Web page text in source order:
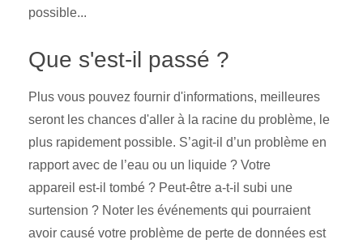
possible...
Que s'est-il passé ?
Plus vous pouvez fournir d'informations, meilleures
seront les chances d'aller à la racine du problème, le
plus rapidement possible. S’agit-il d’un problème en
rapport avec de l’eau ou un liquide ? Votre
appareil est-il tombé ? Peut-être a-t-il subi une
surtension ? Noter les événements qui pourraient
avoir causé votre problème de perte de données est